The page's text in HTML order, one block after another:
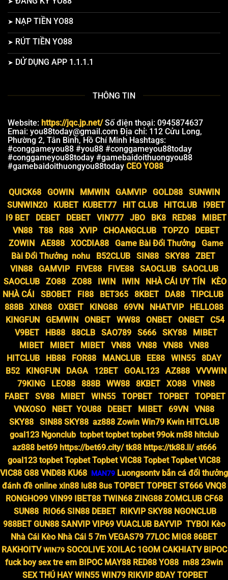
NẠP TIỀN YO88
RÚT TIỀN YO88
DỬ DỤNG APP 1.1.1.1
THÔNG TIN
Website: https://jqc.jp.net/Số điện thoại: 0945874637
Emai: you88today@gmail.com Địa chỉ: 112 Cửu Long,
Phường 2, Tân Bình, Hồ Chí Minh Hashtags:
#conggameyou88 #you88 #conggameyou88today
#conggameyou88today #gamebaidoithuongyou88
#gamebaidoithuongyou88today CEO YO88
QUICK68 GOWIN MMWIN GAMVIP GOLD88
SUNWIN
SUNWIN20
KUBET KUBET77 HIT CLUB HITCLUB
I9BET
I9 BET
DEBET DEBET VIN777 JBO BK8 RED88
MIBET
VN88
T88 R88 XVIP CHOANGCLUB TOPZO
DEBET
ZOWIN
AE888 XOCDIA88 Game Bài Đổi Thưởng
Game
Bài Đổi Thưởng nohu B52CLUB SIN88 SKY88
ZBET
VIN88
GAMVIP FIVE88 FIVE88 SAOCLUB
SAOCLUB
SAOCLUB
ZO88 ZO88 IWIN IWIN NHÀ CÁI UY TÍN
KÈO
NHÀ CÁI
SBOBET FI88 BET365 8KBET DA88
TIPCLUB
888B
XIN88 OXBET KING88 69VN NHATVIP
HELLO88
KINGFUN
GEMWIN ONBET WW88 ONBET ONBET
C54
V9BET
HB88 88CLB SAO789 S666 SKY88
MIBET
MIBET
MIBET MIBET VN88 VN88 VN88
VN88
HITCLUB
HB88 FOR88 MANCLUB EE88 WIN55
8DAY
B52
KINGFUN DAGA 12BET GOAL123 AZ888
VVVWIN
79KING
LEO88 888B WW88 8KBET XO88
VIN88
FABET
SV88 MIBET WIN55 TOPBET TOPBET
TOPBET
VNXOSO
NBET YOU88 DEBET MIBET 69VN
VN88
SKY88
SIN88 SKY88 az888 Zowin Win79 Kwin HITCLUB
goal123 Ngonclub topbet topbet topbet 99ok m88 hitclub
az888 bet69 https://bet69.city/ tk88 https://tk88.li/ st666
goal123 topbet Topbet Topbet VIC88 Topbet Topbet VIC88
VIC88 G88 VND88 KU68 MAN79 Luongsontv bắn cá đổi thưởng
đánh đề online xin88 lu88 8us TOPBET TOPBET ST666 VNQ8
RONGHO99 VIN99 IBET88 TWIN68 ZING88 ZOMCLUB CF68
SUN88 RIO66 SIN88 DEBET RIKVIP SKY88 NGONCLUB
988BET GUN88 SANVIP VIP69 VUACLUB BAYVIP TYBOI Kèo
Nhà Cái Kèo Nhà Cái 5 7m VEGAS79 77LOC MIG8 86BET
RAKHOITV WIN79 SOCOLIVE XOILAC 1GOM CAKHIATV BIPOC
fuck boy sex tre em BIPOC MAY88 RED88 YO88 m88 23win
SEX THÚ HAY WIN55 WIN79 RIKVIP 8DAY TOPBET